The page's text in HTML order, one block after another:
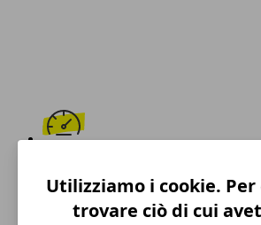
Utilizziamo i cookie.
trovare ciò di cui